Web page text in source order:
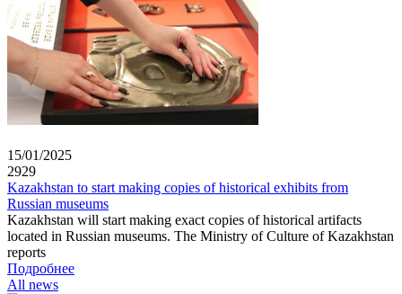
15/01/2025
2929
Kazakhstan to start making copies of historical exhibits from
Russian museums
Kazakhstan will start making exact copies of historical artifacts
located in Russian museums. The Ministry of Culture of Kazakhstan
reports
Подробнее
All news